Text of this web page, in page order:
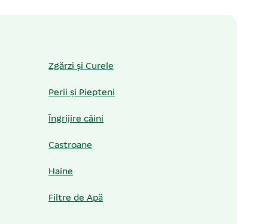
Zgărzi și Curele
Perii și Piepteni
Îngrijire câini
Castroane
Haine
Filtre de Apă